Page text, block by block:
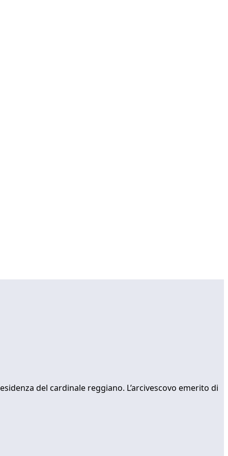
del cardinale reggiano. L’arcivescovo emerito di